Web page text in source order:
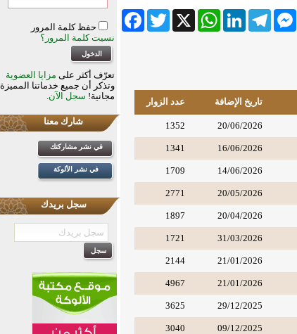
FacebookTwitter X
WhatsApp
LinkedIn
Telegram
Messenger
تاريخ الإضافة عدد الزوار
20/06/2026
1352
16/06/2026
1341
14/06/2026
1709
20/05/2026
2771
20/04/2026
1897
31/03/2026
1721
21/01/2026
2144
21/01/2026
4967
29/12/2025
3625
09/12/2025
3040
حفظ كلمة المرور
نسيت كلمة المرور؟
تعرّف أكثر على مزايا العضوية
وتذكر أن جميع خدماتنا المميزة
مجانية! سجل الآن.
شارك معنا
في نشر مشاركتك
في نشر الألوكة
سجل بريدك